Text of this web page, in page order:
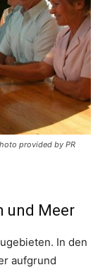
provided by PR
und Meer
In den
aufgrund